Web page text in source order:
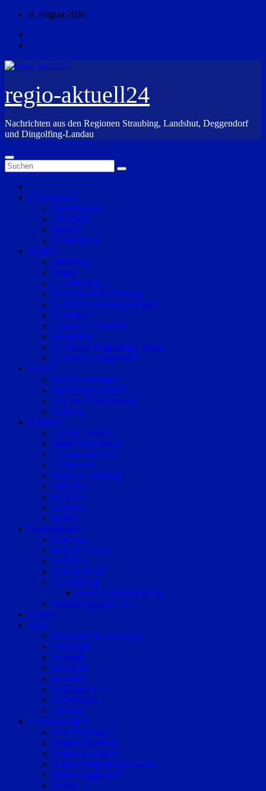
Zum
springen
9. August 2026
regio-aktuell24
Nachrichten aus den Regionen Straubing, Landshut, Deggendorf
und Dingolfing-Landau
Überregional
Niederbayern
Oberpfalz
Bayern
Deutschland
Region
Straubing
Bogen
Geiselhöring
Mallersdorf-Pfaffenberg
Landkreis Straubing-Bogen
Landshut
Landkreis Landshut
Dingolfing
Landkreis Dingolfing-Landau
Landkreis Deggendorf
Polizei
Polizeimeldungen
Fahndung/Vermisste
Aus dem Gerichtssaal
Verkehr
Ratgeber
Auto & Verkehr
Bauen & Wohnen
Geld & Finanzen
Gesundheit
Reise & Erholung
Life-Style
Karriere
Technik
Wetter
Sonderthemen
Podcasts
Kids & Teenies
Senioren
Katz & Hund
Valentinstag
Meine Liebeserklärung
Bundestagswahl 2017
Vereine
Sport
Eishockey/Inlinehockey
Volleyball
Fussball
Handball
Football
Trabrennen
Kampfsport
Sonstige
Veranstaltungen
Veranstaltungen
Region Straubing
Region Landshut
Region Dingolfing-Landau
Raum Deggendorf
Bluval